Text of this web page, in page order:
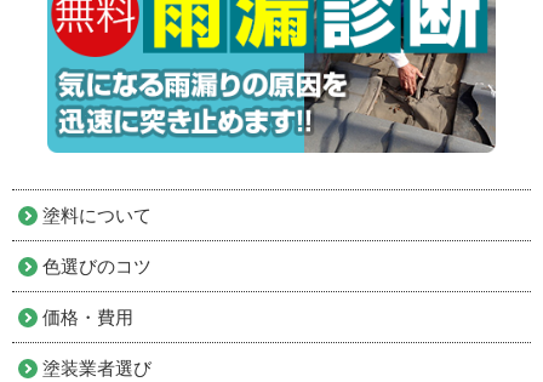
塗料について
色選びのコツ
価格・費用
塗装業者選び